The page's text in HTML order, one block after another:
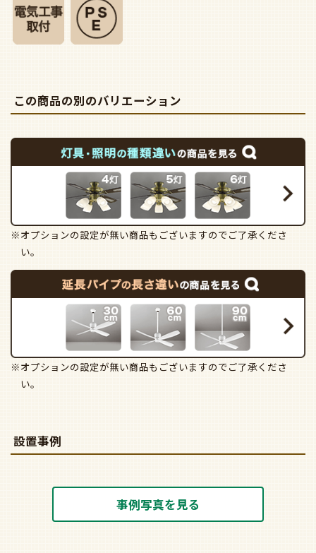
この商品の別のバリエーション
※オプションの設定が無い商品もございますのでご了承くださ
い。
※オプションの設定が無い商品もございますのでご了承くださ
い。
設置事例
事例写真を見る